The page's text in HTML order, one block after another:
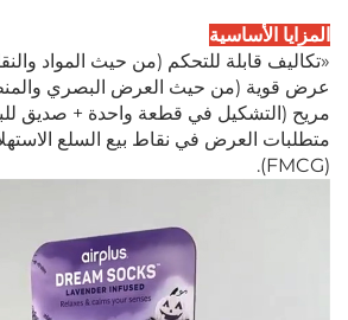
المزايا الأساسية
«تكاليف قابلة للتحكم (من حيث المواد
عرض قوية (من حيث العرض البصري
مريح (التشكيل في قطعة واحدة + صديق
متطلبات العرض في نقاط بيع السلع